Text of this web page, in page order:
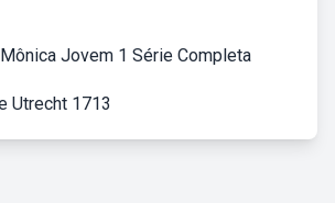
Jovem 1 Série Completa
Utrecht 1713